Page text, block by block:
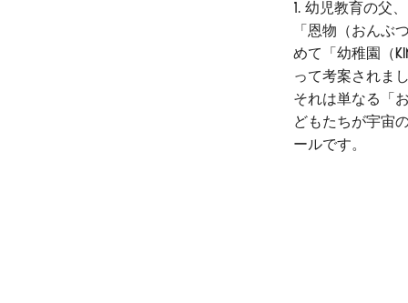
1. 幼児教育の父
「恩物（おん
めて「幼稚園（
って考案されまし
それは単なる「
どもたちが宇宙
ールです。